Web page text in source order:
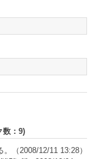
： 9)
（2008/12/11 13:28）